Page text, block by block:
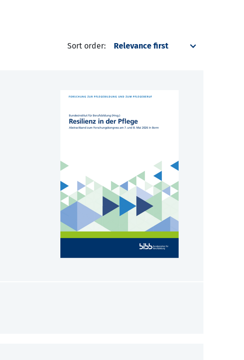
Sort order: